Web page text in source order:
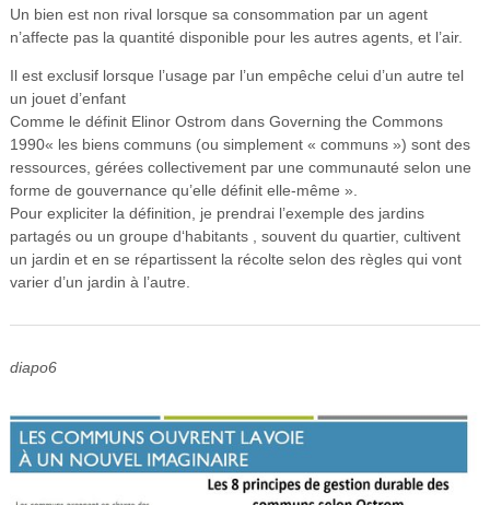
Un bien est non rival lorsque sa consommation par un agent
n’affecte pas la quantité disponible pour les autres agents, et l’air.
Il est exclusif lorsque l’usage par l’un empêche celui d’un autre tel
un jouet d’enfant
Comme le définit Elinor Ostrom dans Governing the Commons
1990« les biens communs (ou simplement « communs ») sont des
ressources, gérées collectivement par une communauté selon une
forme de gouvernance qu’elle définit elle-même ».
Pour expliciter la définition, je prendrai l’exemple des jardins
partagés ou un groupe d‘habitants , souvent du quartier, cultivent
un jardin et en se répartissent la récolte selon des règles qui vont
varier d’un jardin à l’autre.
diapo6